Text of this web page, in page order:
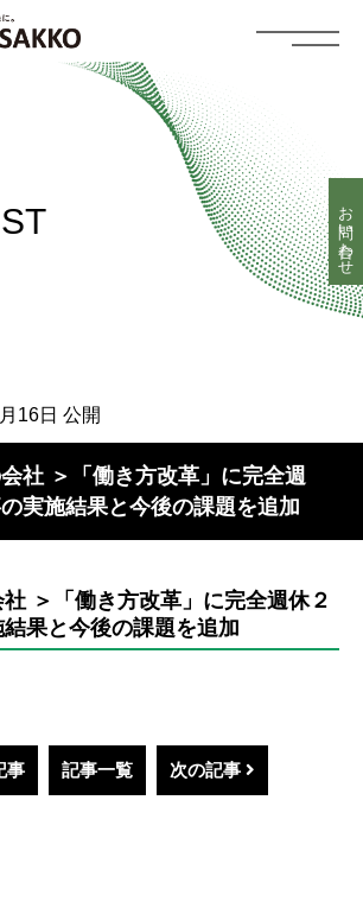
16日 公開
社 ＞「働き方改革」に完全週
実施結果と今後の課題を追加
＞「働き方改革」に完全週休２
果と今後の課題を追加
事 記事一覧 次の記事
お問い合わせ